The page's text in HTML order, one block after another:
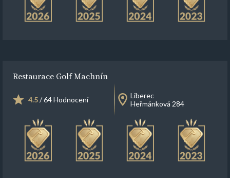
Restaurace Golf Machnín
4.5/ 64 Hodnocení
Liberec
Heřmánková 284